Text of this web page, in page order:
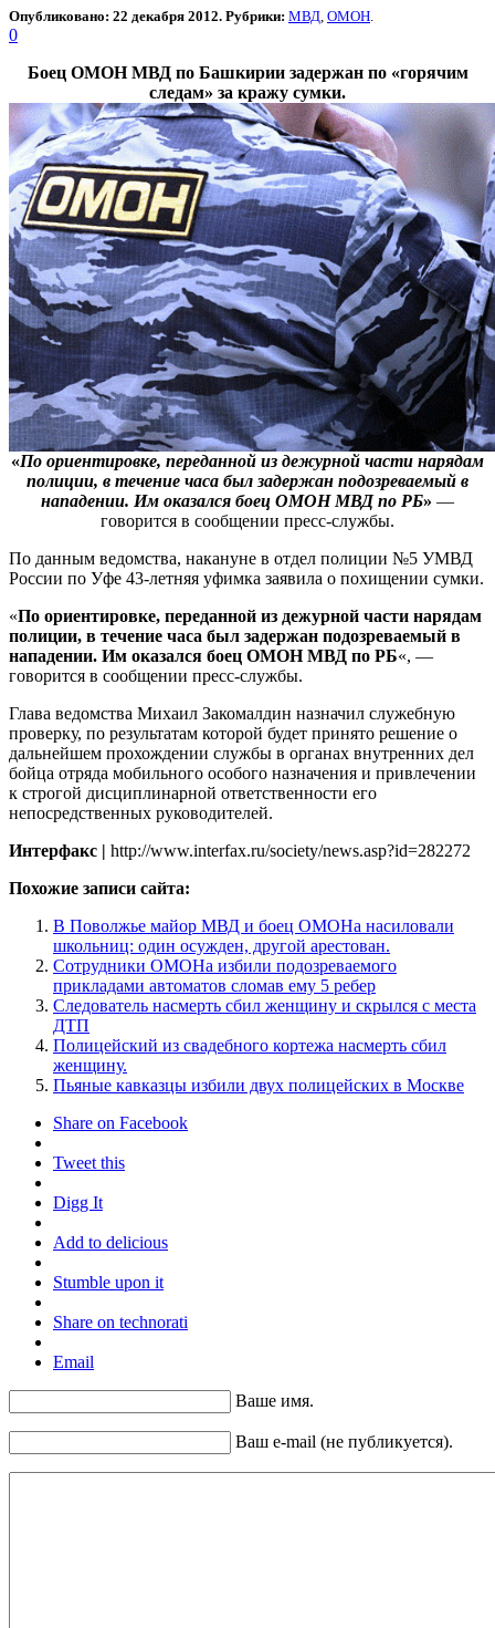
Опубликовано: 22 декабря 2012. Рубрики: МВД ОМОН
0
Боец ОМОН МВД по Башкирии задержан по «горячим
следам» за кражу сумки.
«По ориентировке, переданной из дежурной части нарядам
полиции, в течение часа был задержан подозреваемый в
нападении. Им оказался боец ОМОН МВД по РБ» —
говорится в сообщении пресс-службы.
По данным ведомства, накануне в отдел полиции №5 УМВД
России по Уфе 43-летняя уфимка заявила о похищении сумки.
«По ориентировке, переданной из дежурной части нарядам
полиции, в течение часа был задержан подозреваемый в
нападении. Им оказался боец ОМОН МВД по РБ«, —
говорится в сообщении пресс-службы.
Глава ведомства Михаил Закомалдин назначил служебную
проверку, по результатам которой будет принято решение о
дальнейшем прохождении службы в органах внутренних дел
бойца отряда мобильного особого назначения и привлечении
к строгой дисциплинарной ответственности его
непосредственных руководителей.
Интерфакс | http://www.interfax.ru/society/news.asp?id=282272
Похожие записи сайта:
В Поволжье майор МВД и боец ОМОНа насиловали
школьниц: один осужден, другой арестован.
Сотрудники ОМОНа избили подозреваемого
прикладами автоматов сломав ему 5 ребер
Следователь насмерть сбил женщину и скрылся с места
ДТП
Полицейский из свадебного кортежа насмерть сбил
женщину.
Пьяные кавказцы избили двух полицейских в Москве
Share on Facebook
Tweet this
Digg It
Add to delicious
Stumble upon it
Share on technorati
Email
Ваше имя.
Ваш e-mail (не публикуется).